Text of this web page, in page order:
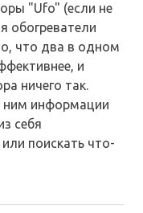
"Ufo" (если не
обогреватели
что два в одном
и
ничего так.
ним информации
себя
поискать что-